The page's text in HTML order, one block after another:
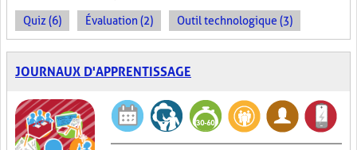
Quiz (6) Évaluation (2) Outil technologique (3)
JOURNAUX D'APPRENTISSAGE